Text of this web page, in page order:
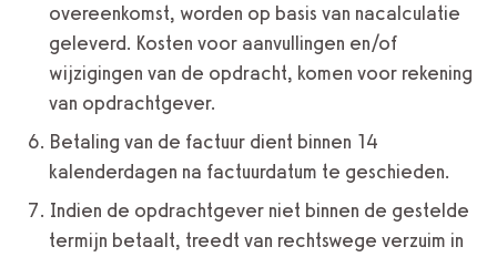
overeenkomst, worden op basis van nacalculatie
geleverd. Kosten voor aanvullingen en/of
wijzigingen van de opdracht, komen voor rekening
van opdrachtgever.
Betaling van de factuur dient binnen 14
kalenderdagen na factuurdatum te geschieden.
Indien de opdrachtgever niet binnen de gestelde
termijn betaalt, treedt van rechtswege verzuim in